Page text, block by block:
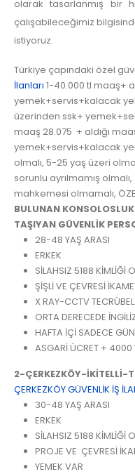
olarak tasarlanmış bir
çalışabileceğimiz
istiyoruz.
Türkiye çapındaki özel
İlanları 1-40.000 tl maaş+
yemek+servis+kalacak
üzerinden ssk+
maaş 28.075 + aldığı
yemek+servis+kalacak
olmalı, 5-25 yaş üzeri
sorunlu ayrılmamış
mahkemesi olmamalı, ÖZEL
BULUNAN
TAŞIYAN GÜVENLİK
28-48 YAŞ ARASI
ERKEK
SİLAHSIZ 5188 KİMLİĞİ
ŞİŞLİ VE ÇEVRESİ
X RAY-CCTV
ORTA DERECEDE
HAFTA İÇİ SADECE
ASGARİ ÜCRET + 4000
2-ÇERKEZKÖY-İKİTELLİ-
ÇERKEZKÖY GÜVENLİK İŞ
30-48 YAŞ ARASI
ERKEK
SİLAHSIZ 5188 KİMLİĞİ
PROJE VE ÇEVRESİ
YEMEK VAR